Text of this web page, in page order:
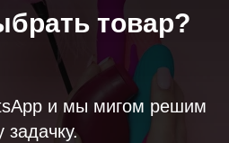
товар?
и мы мигом решим
задачку.